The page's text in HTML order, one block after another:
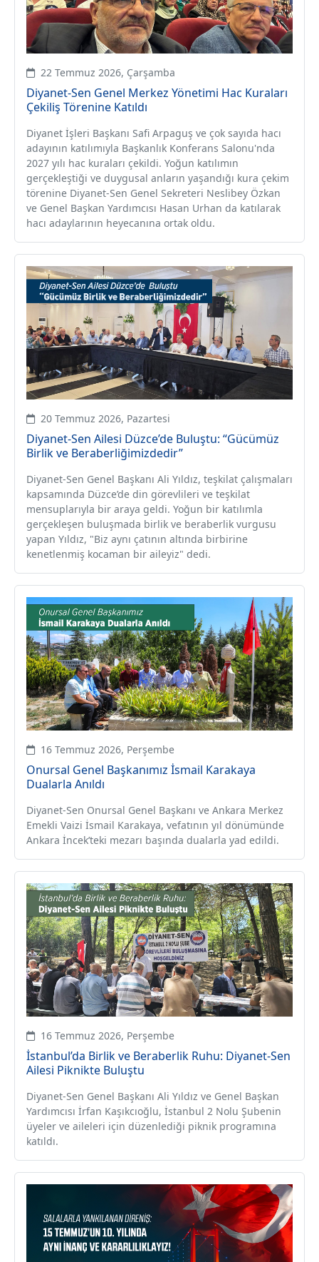
22 Temmuz 2026, Çarşamba
Diyanet-Sen Genel Merkez Yönetimi Hac Kuraları
Çekiliş Törenine Katıldı
Diyanet İşleri Başkanı Safi Arpaguş ve çok sayıda hacı
adayının katılımıyla Başkanlık Konferans Salonu'nda
2027 yılı hac kuraları çekildi. Yoğun katılımın
gerçekleştiği ve duygusal anların yaşandığı kura çekim
törenine Diyanet-Sen Genel Sekreteri Neslibey Özkan
ve Genel Başkan Yardımcısı Hasan Urhan da katılarak
hacı adaylarının heyecanına ortak oldu.
20 Temmuz 2026, Pazartesi
Diyanet-Sen Ailesi Düzce’de Buluştu: “Gücümüz
Birlik ve Beraberliğimizdedir”
Diyanet-Sen Genel Başkanı Ali Yıldız, teşkilat çalışmaları
kapsamında Düzce’de din görevlileri ve teşkilat
mensuplarıyla bir araya geldi. Yoğun bir katılımla
gerçekleşen buluşmada birlik ve beraberlik vurgusu
yapan Yıldız, "Biz aynı çatının altında birbirine
kenetlenmiş kocaman bir aileyiz" dedi.
16 Temmuz 2026, Perşembe
Onursal Genel Başkanımız İsmail Karakaya
Dualarla Anıldı
Diyanet-Sen Onursal Genel Başkanı ve Ankara Merkez
Emekli Vaizi İsmail Karakaya, vefatının yıl dönümünde
Ankara İncek’teki mezarı başında dualarla yad edildi.
16 Temmuz 2026, Perşembe
İstanbul’da Birlik ve Beraberlik Ruhu: Diyanet-Sen
Ailesi Piknikte Buluştu
Diyanet-Sen Genel Başkanı Ali Yıldız ve Genel Başkan
Yardımcısı İrfan Kaşıkcıoğlu, İstanbul 2 Nolu Şubenin
üyeler ve aileleri için düzenlediği piknik programına
katıldı.